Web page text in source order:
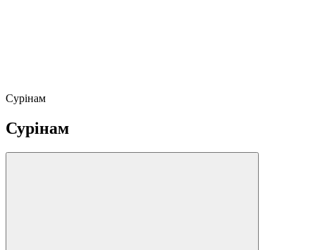
Сурінам
Сурінам